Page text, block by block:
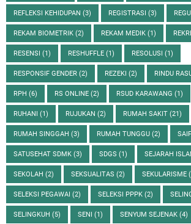
REFLEKSI KEHIDUPAN (3) REGISTRASI (3)
REKAM BIOMETRIK (2) REKAM MEDIK (1)
RESENSI (1) RESHUFFLE (1) RESOLUSI (1)
RESPONSIF GENDER (2) REZEKI (2) RINDU
RPH (6) RS ONLINE (2) RSUD KARAWANG (1)
RUHANI (1) RUJUKAN (2) RUMAH SAKIT (21)
RUMAH SINGGAH (3) RUMAH TUNGGU (2)
SATUSEHAT SDMK (3) SDGS (1) SEJARAH
SEKOLAH (2) SEKSUALITAS (2) SEKULARISME
SELEKSI PEGAWAI (2) SELEKSI PPPK (2)
SELINGKUH (5) SENI (1) SENYUM SEJENAK (4)